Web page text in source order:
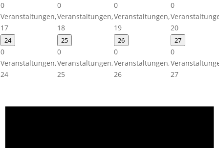
0
Veranstaltungen,
17
0
Veranstaltungen,
18
0
Veranstaltungen,
19
0
20
24
0
Veranstaltungen,
24
25
0
Veranstaltungen,
25
26
0
Veranstaltungen,
26
27
0
27